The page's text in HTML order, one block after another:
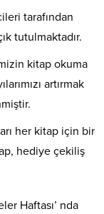
tarafından
tutulmaktadır.
kitap okuma
artırmak
her kitap için bir
hediye çekiliş
Haftası’ nda